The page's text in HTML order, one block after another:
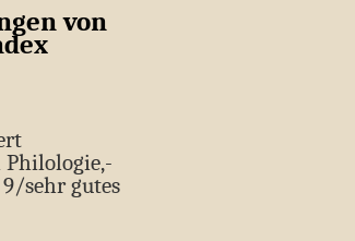
von
Philologie,­
sehr gutes